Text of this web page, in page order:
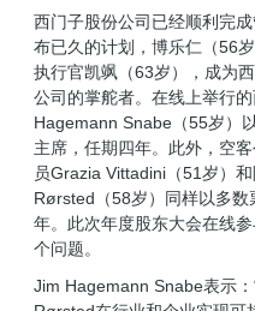
西门子股份公司已经顺利完
布已久的计划，博乐仁（56
执行官凯飒（63岁），成为
公司的掌舵者。在线上举行
Hagemann Snabe（55岁）
主席，任期四年。此外，空
员Grazia Vittadini（51岁）
Rørsted（58岁）同样以多
年。此次年度股东大会在线
个问题。
Jim Hagemann Snabe表示